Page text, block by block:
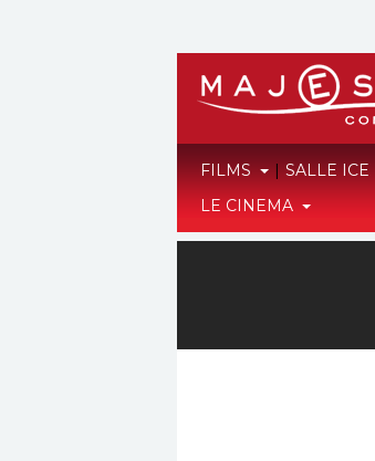
FILMS | SALLE ICE
LE CINEMA